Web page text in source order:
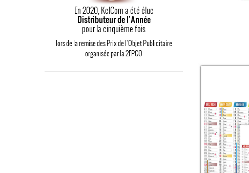
En 2020, KelCom a été élue
Distributeur de l’Année
pour la cinquième fois
lors de la remise des Prix de l’Objet Publicitaire
organisée par la 2FPCO